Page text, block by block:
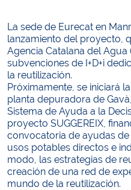
La sede de Eurecat en
lanzamiento del proyecto,
Agencia Catalana del Agua
subvenciones de I+D+i
la reutilización.
Próximamente, se iniciará
planta depuradora de
Sistema de Ayuda a la
proyecto SUGGEREIX,
convocatoria de ayudas de
usos potables directos e
modo, las estrategias de
creación de una red de
mundo de la reutilización.